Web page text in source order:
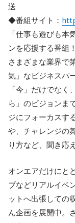
送
◆番組サイト：
「仕事も遊びも
ンを応援する番組！
さまざまな業界で
気」なビジネスパ
「今」だけでな
ら」のビジョンま
ジにフォーカスす
や、チャレンジの
り方など、聞き応
オンエアだけにと
ブなどリアルイベ
ットへ出張しての
ん企画を展開中。